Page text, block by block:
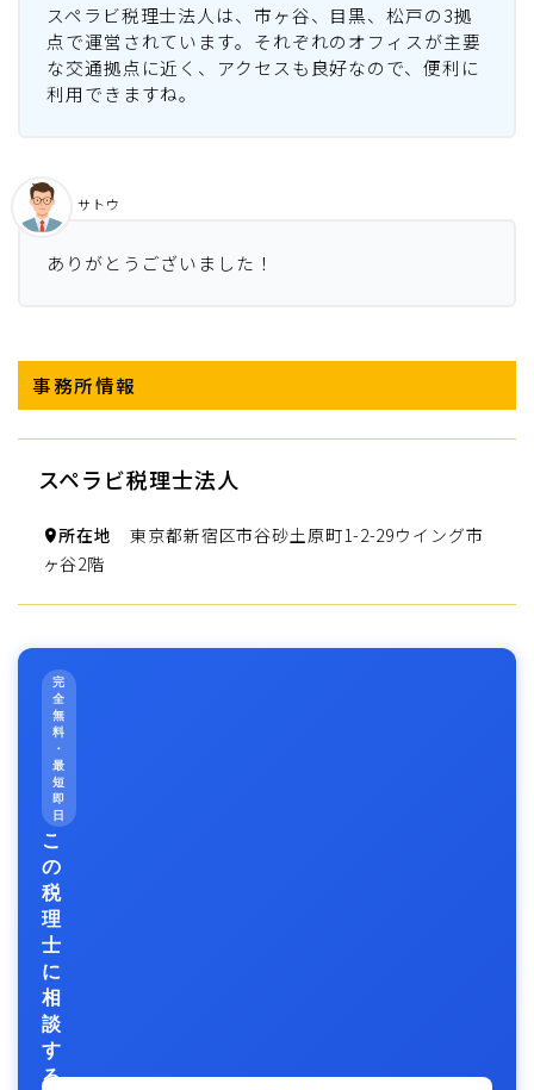
スペラビ税理士法人は、市ヶ谷、目黒、松戸の3拠
点で運営されています。それぞれのオフィスが主要
な交通拠点に近く、アクセスも良好なので、便利に
利用できますね。
ありがとうございました！
サトウ
事務所情報
スペラビ税理士法人
所在地
東京都新宿区市谷砂土原町1-2-29ウイング市
ヶ谷2階
完
全
無
料
・
最
短
即
日
こ
の
税
理
士
に
相
談
す
る